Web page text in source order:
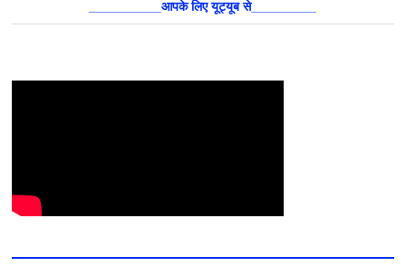
__________आपके लिए यूट्यूब से_________